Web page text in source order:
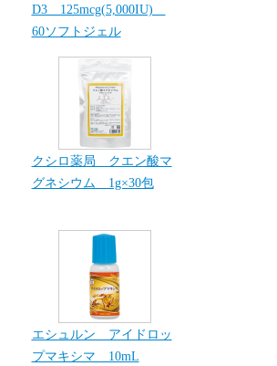
D3 125mcg(5,000IU)
60ソフトジェル
クシロ薬局 クエン酸マ
グネシウム 1g×30包
エシュルン アイドロッ
プマキシマ 10mL